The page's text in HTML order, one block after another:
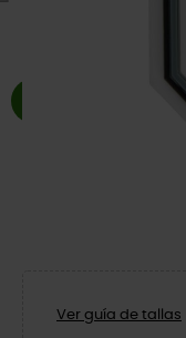
Ver guía de tallas